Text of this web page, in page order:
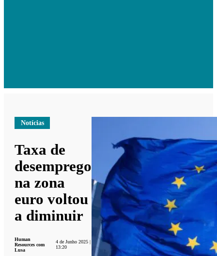
Notícias
Taxa de
desemprego
na zona
euro voltou
a diminuir
Human
Resources com
Lusa
4 de Junho 2025 |
13:20